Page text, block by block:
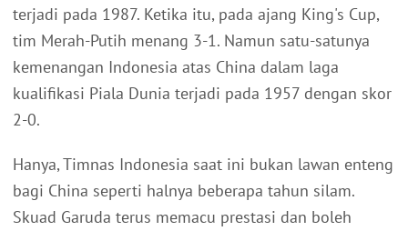
terjadi pada 1987. Ketika itu, pada ajang King's Cup,
tim Merah-Putih menang 3-1. Namun satu-satunya
kemenangan Indonesia atas China dalam laga
kualifikasi Piala Dunia terjadi pada 1957 dengan skor
2-0.
Hanya, Timnas Indonesia saat ini bukan lawan enteng
bagi China seperti halnya beberapa tahun silam.
Skuad Garuda terus memacu prestasi dan boleh